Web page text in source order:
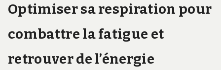
Optimiser sa respiration pour
combattre la fatigue et
retrouver de l’énergie